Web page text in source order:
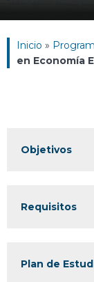
Inicio »
en Economía
Objetivos
Requisitos
Plan de